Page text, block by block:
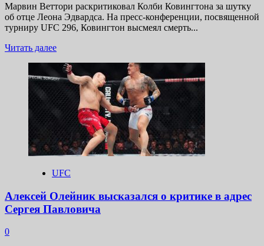
Марвин Веттори раскритиковал Колби Ковингтона за шутку
об отце Леона Эдвардса. На пресс-конференции, посвященной
турниру UFC 296, Ковингтон высмеял смерть...
Читать далееПрочитать
Марвин
Веттори
раскритиковал
Колби
Ковингтона
за
шутку
об
Леона
UFC
Алексей Олейник высказался о критике в адрес
Сергея Павловича
0